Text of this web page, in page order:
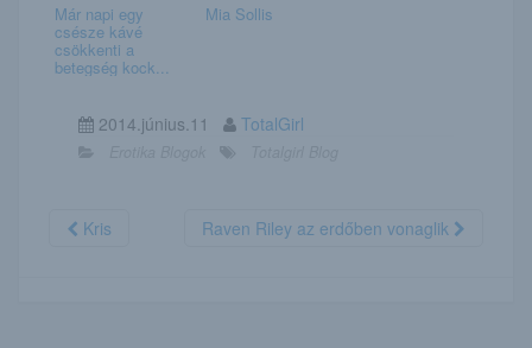
Már napi egy
csésze kávé
csökkenti a
betegség kock...
Mia Sollis
2014.június.11 TotalGirl
Kris Raven Riley az erdőben vonaglik